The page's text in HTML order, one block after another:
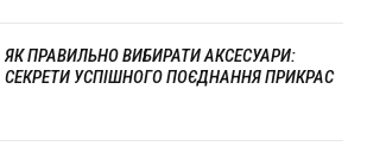
ЯК ПРАВИЛЬНО ВИБИРАТИ АКСЕСУАРИ:
СЕКРЕТИ УСПІШНОГО ПОЄДНАННЯ ПРИКРАС